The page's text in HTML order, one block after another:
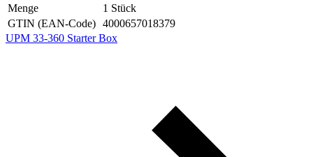
Menge
1 Stück
GTIN (EAN-Code) 4000657018379
UPM 33-360 Starter Box